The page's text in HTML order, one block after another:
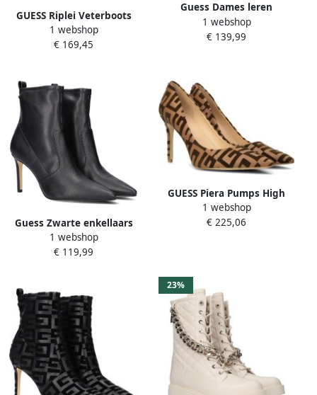
GUESS Riplei Veterboots
Laarzen Met Veters Dames
Zwart
1 webshop
€ 169,45
Guess Dames leren
enkellaarzen Olone zwart
Black Dames
1 webshop
€ 139,99
Guess Zwarte enkellaars
met puntige neus van eco-
leer voor dames Zwart
1 webshop
€ 119,99
GUESS Piera Pumps High
Heels Schoenen Hoge Hak
Dames Cognac +
1 webshop
€ 225,06
23%